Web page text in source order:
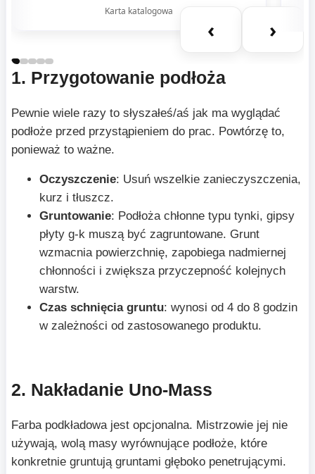
Karta katalogowa
‹ ›
1. Przygotowanie podłoża
Pewnie wiele razy to słyszałeś/aś jak ma wyglądać
podłoże przed przystąpieniem do prac. Powtórzę to,
ponieważ to ważne.
Oczyszczenie: Usuń wszelkie zanieczyszczenia,
kurz i tłuszcz.
Gruntowanie: Podłoża chłonne typu tynki, gipsy
płyty g-k muszą być zagruntowane. Grunt
wzmacnia powierzchnię, zapobiega nadmiernej
chłonności i zwiększa przyczepność kolejnych
warstw.
Czas schnięcia gruntu: wynosi od 4 do 8 godzin
w zależności od zastosowanego produktu.
2. Nakładanie Uno-Mass
Farba podkładowa jest opcjonalna. Mistrzowie jej nie
używają, wolą masy wyrównujące podłoże, które
konkretnie gruntują gruntami głęboko penetrującymi.